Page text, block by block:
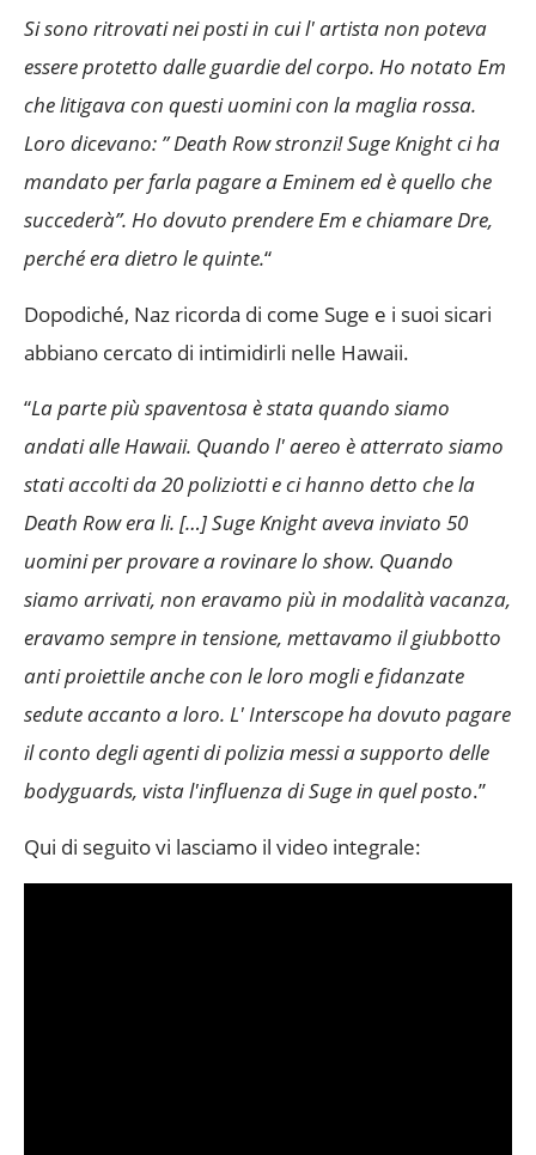
Si sono ritrovati nei posti in cui l' artista non poteva
essere protetto dalle guardie del corpo. Ho notato Em
che litigava con questi uomini con la maglia rossa.
Loro dicevano: ” Death Row stronzi! Suge Knight ci ha
mandato per farla pagare a Eminem ed è quello che
succederà”. Ho dovuto prendere Em e chiamare Dre,
perché era dietro le quinte.“
Dopodiché, Naz ricorda di come Suge e i suoi sicari
abbiano cercato di intimidirli nelle Hawaii.
“La parte più spaventosa è stata quando siamo
andati alle Hawaii. Quando l' aereo è atterrato siamo
stati accolti da 20 poliziotti e ci hanno detto che la
Death Row era li. […]Suge Knightaveva inviato 50
uomini per provare a rovinare lo show. Quando
siamo arrivati, non eravamo più in modalità vacanza,
eravamo sempre in tensione, mettavamo il giubbotto
anti proiettile anche con le loro mogli e fidanzate
sedute accanto a loro. L' Interscope ha dovuto pagare
il conto degli agenti di polizia messi a supporto delle
bodyguards, vista l'influenza di Suge in quel posto.”
Qui di seguito vi lasciamo il video integrale: